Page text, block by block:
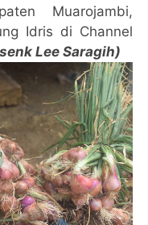
Muarojambi,
Idris di Channel
Lee Saragih)